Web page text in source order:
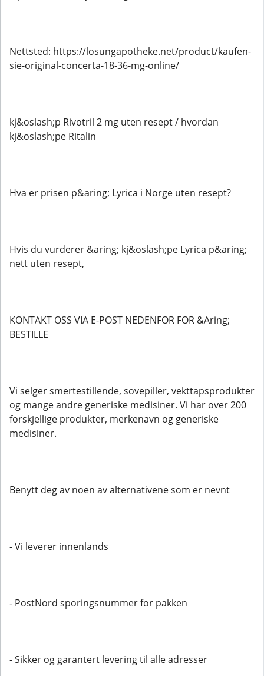
Nettsted: https://losungapotheke.net/product/kaufen-
sie-original-concerta-18-36-mg-online/
kj&oslash;p Rivotril 2 mg uten resept / hvordan
kj&oslash;pe Ritalin
Hva er prisen p&aring; Lyrica i Norge uten resept?
Hvis du vurderer &aring; kj&oslash;pe Lyrica p&aring;
nett uten resept,
KONTAKT OSS VIA E-POST NEDENFOR FOR &Aring;
BESTILLE
Vi selger smertestillende, sovepiller, vekttapsprodukter
og mange andre generiske medisiner. Vi har over 200
forskjellige produkter, merkenavn og generiske
medisiner.
Benytt deg av noen av alternativene som er nevnt
- Vi leverer innenlands
- PostNord sporingsnummer for pakken
- Sikker og garantert levering til alle adresser